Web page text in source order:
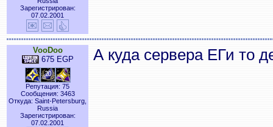
Зарегистрирован:
07.02.2001
VooDoo
675 EGP
Репутация: 75
Сообщения: 3463
Откуда: Saint-Petersburg,
Russia
Зарегистрирован:
07.02.2001
А куда сервера ЕГи то